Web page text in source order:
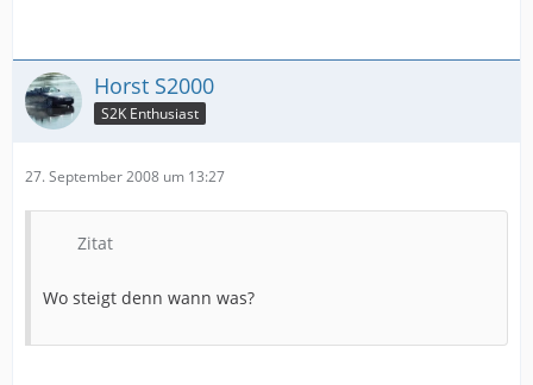
Horst S2000
S2K Enthusiast
27. September 2008 um 13:27
Zitat
Wo steigt denn wann was?